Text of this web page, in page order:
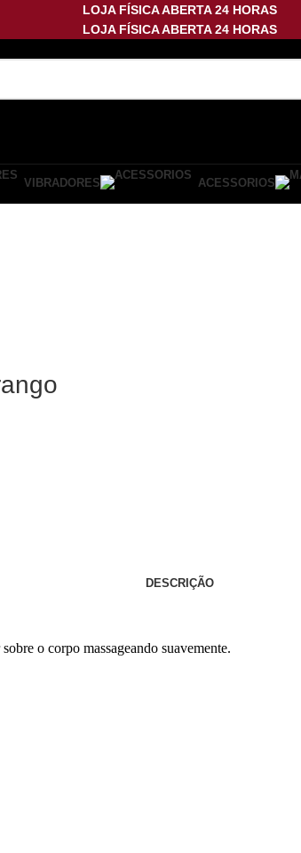
LOJA FÍSICA ABERTA 24 HORAS
LOJA FÍSICA ABERTA 24 HORAS
VIBRADORES ACESSORIOS
DESCRIÇÃO
o corpo massageando suavemente.